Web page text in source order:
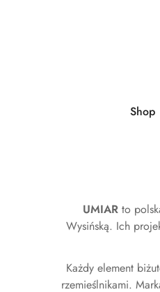
Shop
UMIAR to
Wysińską. Ich
Każdy element
rzemieślnikami.